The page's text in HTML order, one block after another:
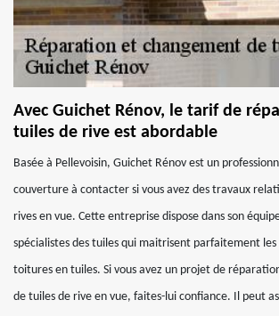
Avec Guichet Rénov, le tarif de
tuiles de rive est abordable
Basée à Pellevoisin, Guichet Rénov est un
couverture à contacter si vous avez des travaux
rives en vue. Cette entreprise dispose dans son
spécialistes des tuiles qui maitrisent parfaitement les
toitures en tuiles. Si vous avez un projet de
de tuiles de rive en vue, faites-lui confiance. Il peut